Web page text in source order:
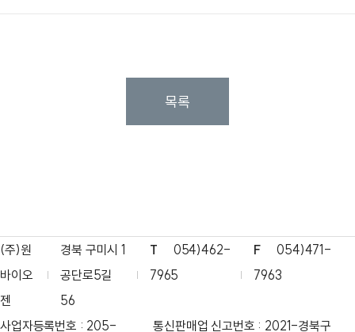
목록
(주)원
바이오
젠
경북 구미시 1
공단로5길
56
T
054)462-
7965
F
054)471-
7963
사업자등록번호 : 205- 통신판매업 신고번호 : 2021-경북구